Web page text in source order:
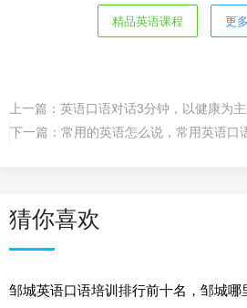
精品英语课程 更
上一篇： 英语口语对话3分钟，以健康为主
下一篇： 常用的英语怎么说，常用英语口
猜你喜欢
邹城英语口语培训排行前十名，邹城哪